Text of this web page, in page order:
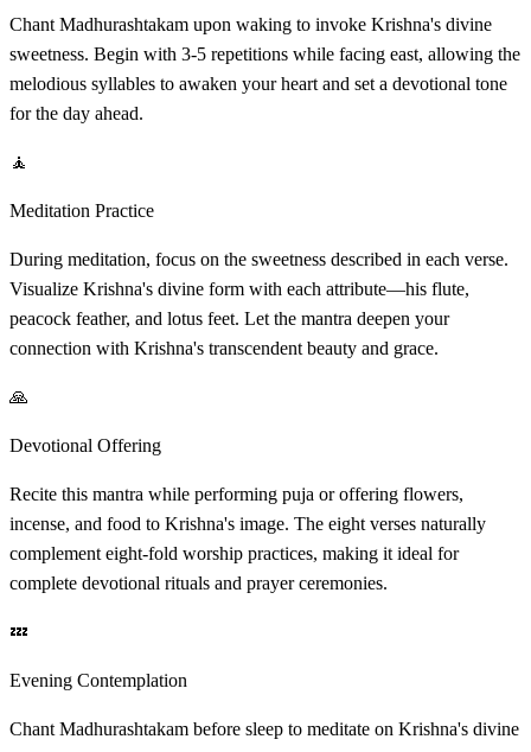
Chant Madhurashtakam upon waking to invoke Krishna's divine
sweetness. Begin with 3-5 repetitions while facing east, allowing the
melodious syllables to awaken your heart and set a devotional tone
for the day ahead.
🧘
Meditation Practice
During meditation, focus on the sweetness described in each verse.
Visualize Krishna's divine form with each attribute—his flute,
peacock feather, and lotus feet. Let the mantra deepen your
connection with Krishna's transcendent beauty and grace.
🙏
Devotional Offering
Recite this mantra while performing puja or offering flowers,
incense, and food to Krishna's image. The eight verses naturally
complement eight-fold worship practices, making it ideal for
complete devotional rituals and prayer ceremonies.
💤
Evening Contemplation
Chant Madhurashtakam before sleep to meditate on Krishna's divine